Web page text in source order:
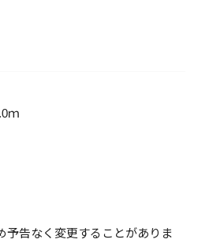
ｍ
予告なく変更することがありま